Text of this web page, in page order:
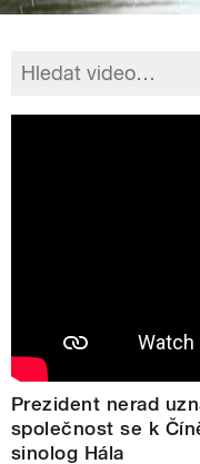
Prezident nerad
společnost se k
sinolog Hála